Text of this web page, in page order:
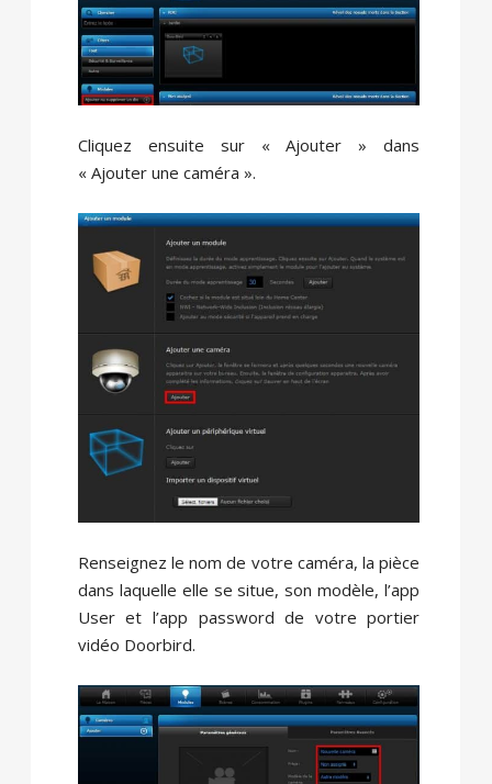
Cliquez ensuite sur « Ajouter » dans
« Ajouter une caméra ».
Renseignez le nom de votre caméra, la pièce
dans laquelle elle se situe, son modèle, l’app
User et l’app password de votre portier
vidéo Doorbird.